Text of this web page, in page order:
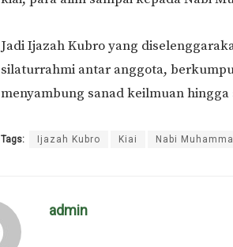
Jadi Ijazah Kubro yang
silaturrahmi antar anggota,
menyambung sanad keilmuan hingga
Tags: Ijazah Kubro Kiai Nabi
admin